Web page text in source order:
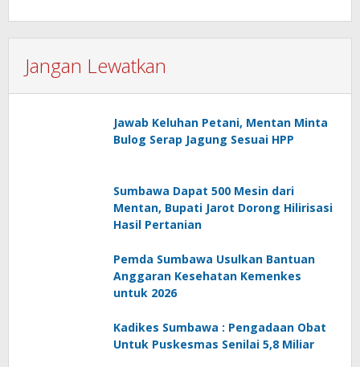
Jangan Lewatkan
Jawab Keluhan Petani, Mentan Minta
Bulog Serap Jagung Sesuai HPP
Sumbawa Dapat 500 Mesin dari
Mentan, Bupati Jarot Dorong Hilirisasi
Hasil Pertanian
Pemda Sumbawa Usulkan Bantuan
Anggaran Kesehatan Kemenkes
untuk 2026
Kadikes Sumbawa : Pengadaan Obat
Untuk Puskesmas Senilai 5,8 Miliar